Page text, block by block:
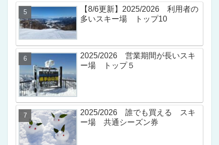
【8/6更新】2025/2026 利用者の
多いスキー場 トップ10
2025/2026 営業期間が長いスキ
ー場 トップ５
2025/2026 誰でも買える スキ
ー場 共通シーズン券